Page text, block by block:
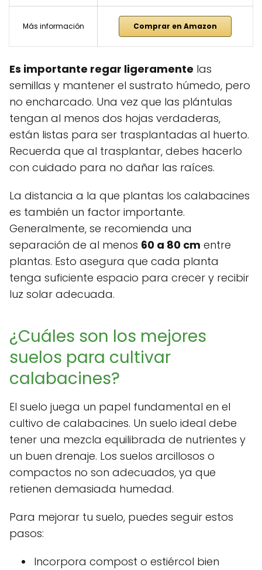
Más información Comprar en Amazon
Es importante regar ligeramente las
semillas y mantener el sustrato húmedo, pero
no encharcado. Una vez que las plántulas
tengan al menos dos hojas verdaderas,
están listas para ser trasplantadas al huerto.
Recuerda que al trasplantar, debes hacerlo
con cuidado para no dañar las raíces.
La distancia a la que plantas los calabacines
es también un factor importante.
Generalmente, se recomienda una
separación de al menos 60 a 80 cm entre
plantas. Esto asegura que cada planta
tenga suficiente espacio para crecer y recibir
luz solar adecuada.
¿Cuáles son los mejores
suelos para cultivar
calabacines?
El suelo juega un papel fundamental en el
cultivo de calabacines. Un suelo ideal debe
tener una mezcla equilibrada de nutrientes y
un buen drenaje. Los suelos arcillosos o
compactos no son adecuados, ya que
retienen demasiada humedad.
Para mejorar tu suelo, puedes seguir estos
pasos:
Incorpora compost o estiércol bien